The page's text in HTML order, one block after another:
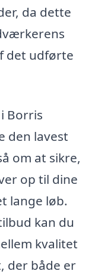
da dette
det udførte
Borris
den lavest
om at sikre,
op til dine
lange løb.
kan du
kvalitet
der både er